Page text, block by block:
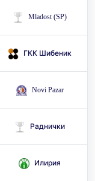
Mladost (SP)
ГКК Шибеник
Novi Pazar
Раднички
Илирия